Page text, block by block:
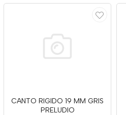
CANTO RIGIDO 19 MM GRIS
PRELUDIO